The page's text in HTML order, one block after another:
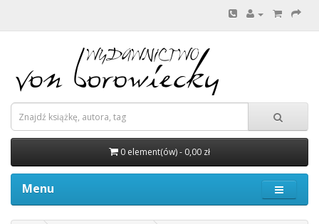
0 element(ów) - 0,00 zł
Menu